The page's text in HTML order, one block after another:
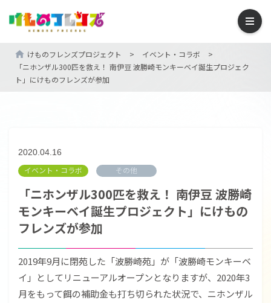
けものフレンズプロジェクト > イベント・コラボ
>
「ニホンザル300匹を救え！ 南伊豆 波勝崎モンキーベイ誕生プロジェク
ト」にけものフレンズが参加
2020.04.16
イベント・コラボ その他
「ニホンザル300匹を救え！ 南伊豆 波勝崎
モンキーベイ誕生プロジェクト」にけもの
フレンズが参加
2019年9月に閉苑した「波勝崎苑」が「波勝崎モンキーベ
イ」としてリニューアルオープンとなりますが、2020年3
月をもって餌の補助金も打ち切られた状況で、ニホンザル